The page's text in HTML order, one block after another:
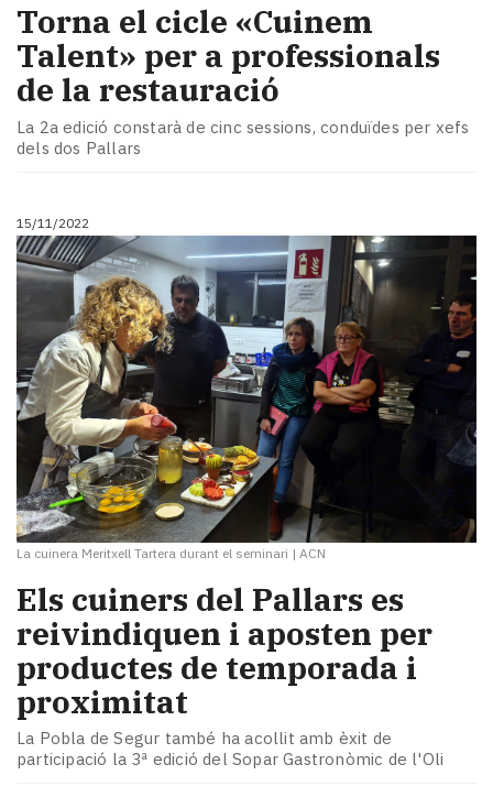
Torna el cicle «Cuinem
Talent» per a professionals
de la restauració
La 2a edició constarà de cinc sessions, conduïdes per xefs
dels dos Pallars
15/11/2022
La cuinera Meritxell Tartera durant el seminari | ACN
Els cuiners del Pallars es
reivindiquen i aposten per
productes de temporada i
proximitat
La Pobla de Segur també ha acollit amb èxit de
participació la 3ª edició del Sopar Gastronòmic de l'Oli